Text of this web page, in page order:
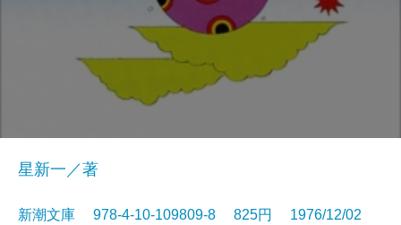
星新一／著
新潮文庫 978-4-10-109809-8 825円 1976/12/02